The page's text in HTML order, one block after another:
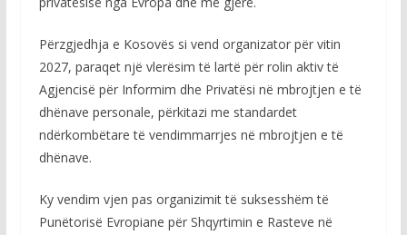
Përzgjedhja e Kosovës si vend organizator për vitin
2027, paraqet një vlerësim të lartë për rolin aktiv të
Agjencisë për Informim dhe Privatësi në mbrojtjen e të
dhënave personale, përkitazi me standardet
ndërkombëtare të vendimmarrjes në mbrojtjen e të
dhënave.
Ky vendim vjen pas organizimit të suksesshëm të
Punëtorisë Evropiane për Shqyrtimin e Rasteve në